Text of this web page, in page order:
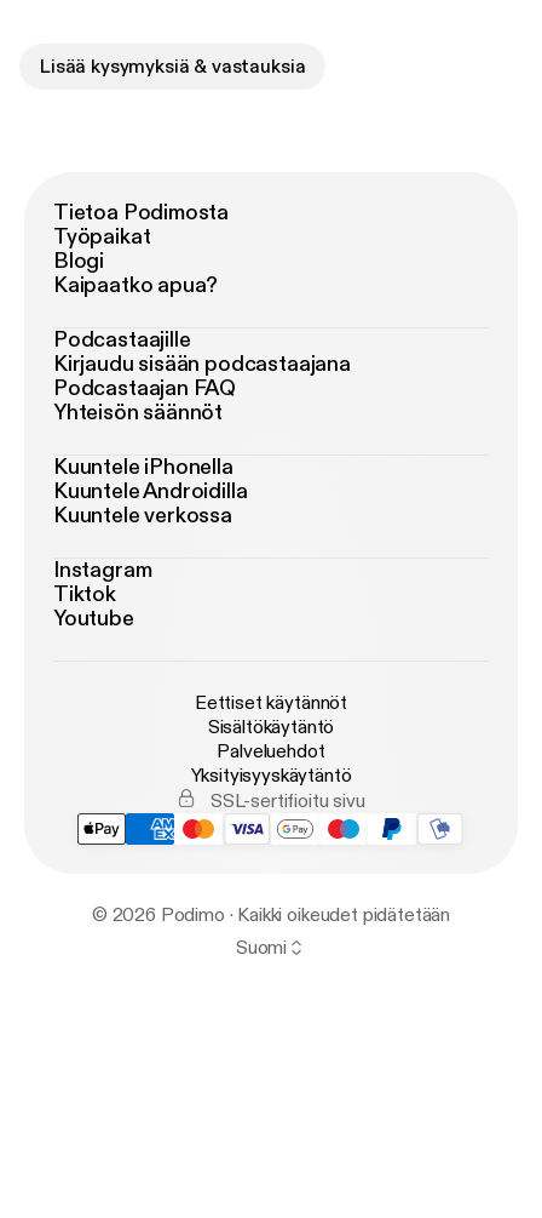
Lisää kysymyksiä & vastauksia
Tietoa Podimosta
Työpaikat
Blogi
Kaipaatko apua?
Podcastaajille
Kirjaudu sisään podcastaajana
Podcastaajan FAQ
Yhteisön säännöt
Kuuntele iPhonella
Kuuntele Androidilla
Kuuntele verkossa
Instagram
Tiktok
Youtube
Eettiset käytännöt
Sisältökäytäntö
Palveluehdot
Yksityisyyskäytäntö
SSL-sertifioitu sivu
© 2026 Podimo · Kaikki oikeudet pidätetään
Suomi